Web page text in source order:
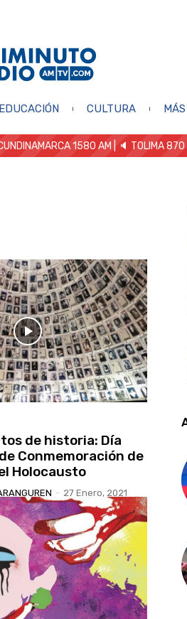
EDUCACIÓN CULTURA
1580 AM | 🔈 TOLIMA 870
de historia: Día
Conmemoración de
Holocausto
- 27 Enero, 2021